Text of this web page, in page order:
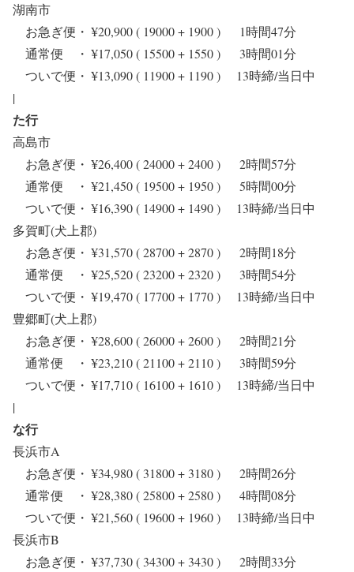
湖南市
お急ぎ便・ ¥20,900 ( 19000 + 1900 ) 1時間47分
通常便 ・ ¥17,050 ( 15500 + 1550 ) 3時間01分
ついで便・ ¥13,090 ( 11900 + 1190 ) 13時締/当日中
|
た行
高島市
お急ぎ便・ ¥26,400 ( 24000 + 2400 ) 2時間57分
通常便 ・ ¥21,450 ( 19500 + 1950 ) 5時間00分
ついで便・ ¥16,390 ( 14900 + 1490 ) 13時締/当日中
多賀町(犬上郡)
お急ぎ便・ ¥31,570 ( 28700 + 2870 ) 2時間18分
通常便 ・ ¥25,520 ( 23200 + 2320 ) 3時間54分
ついで便・ ¥19,470 ( 17700 + 1770 ) 13時締/当日中
豊郷町(犬上郡)
お急ぎ便・ ¥28,600 ( 26000 + 2600 ) 2時間21分
通常便 ・ ¥23,210 ( 21100 + 2110 ) 3時間59分
ついで便・ ¥17,710 ( 16100 + 1610 ) 13時締/当日中
|
な行
長浜市A
お急ぎ便・ ¥34,980 ( 31800 + 3180 ) 2時間26分
通常便 ・ ¥28,380 ( 25800 + 2580 ) 4時間08分
ついで便・ ¥21,560 ( 19600 + 1960 ) 13時締/当日中
長浜市B
お急ぎ便・ ¥37,730 ( 34300 + 3430 ) 2時間33分